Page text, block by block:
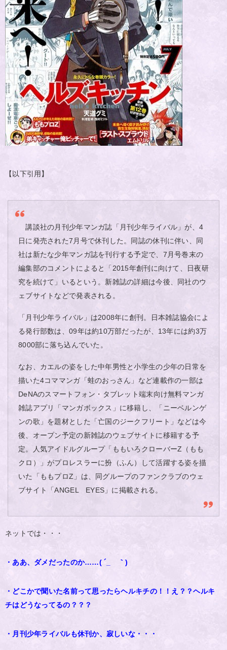
【以下引用】
講談社の月刊少年マンガ誌「月刊少年ライバル」が、4
日に発売された7月号で休刊した。同誌の休刊に伴い、同
社は新たな少年マンガ誌を刊行する予定で、7月号巻末の
編集部のコメントによると「2015年創刊に向けて、日夜研
究を続けて」いるという。新雑誌の詳細は今後、同社のウ
ェブサイトなどで発表される。
「月刊少年ライバル」は2008年に創刊。日本雑誌協会によ
る発行部数は、09年は約10万部だったが、13年には約3万
8000部に落ち込んでいた。
なお、カエルの姿をした中年男性と小学生の少年の日常を
描いた4コママンガ「蛙のおっさん」など連載作の一部は
DeNAのスマートフォン・タブレット端末向け無料マンガ
雑誌アプリ「マンガボックス」に移籍し、「ニーベルンゲ
ンの歌」を題材とした「亡国のジークフリート」などは今
後、オープン予定の新雑誌のウェブサイトに移籍する予
定。人気アイドルグループ「ももいろクローバーZ（もも
クロ）」がプロレスラーに扮（ふん）して活躍する姿を描
いた「ももプロZ」は、同グループのファンクラブのウェ
ブサイト「ANGEL EYES」に掲載される。
ネットでは・・・
・ああ、ダメだったのか……( ´_ゝ｀)
・どこかで聞いた名前って思ったらヘルキチの！！え？？ヘルキ
チはどうなってるの？？？
・月刊少年ライバルも休刊か、寂しいな・・・